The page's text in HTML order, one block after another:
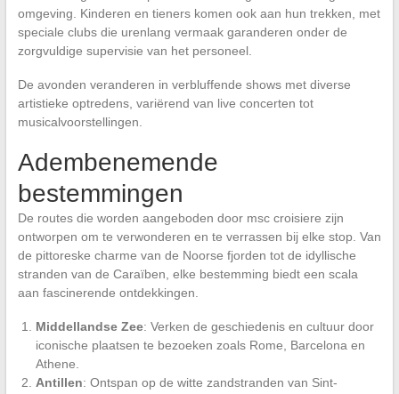
omgeving. Kinderen en tieners komen ook aan hun trekken, met
speciale clubs die urenlang vermaak garanderen onder de
zorgvuldige supervisie van het personeel.
De avonden veranderen in verbluffende shows met diverse
artistieke optredens, variërend van live concerten tot
musicalvoorstellingen.
Adembenemende
bestemmingen
De routes die worden aangeboden door msc croisiere zijn
ontworpen om te verwonderen en te verrassen bij elke stop. Van
de pittoreske charme van de Noorse fjorden tot de idyllische
stranden van de Caraïben, elke bestemming biedt een scala
aan fascinerende ontdekkingen.
Middellandse Zee: Verken de geschiedenis en cultuur door
iconische plaatsen te bezoeken zoals Rome, Barcelona en
Athene.
Antillen: Ontspan op de witte zandstranden van Sint-